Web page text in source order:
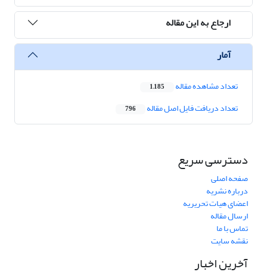
ارجاع به این مقاله
آمار
تعداد مشاهده مقاله 1,185
تعداد دریافت فایل اصل مقاله 796
دسترسی سریع
صفحه اصلی
درباره نشریه
اعضای هیات تحریریه
ارسال مقاله
تماس با ما
نقشه سایت
آخرین اخبار